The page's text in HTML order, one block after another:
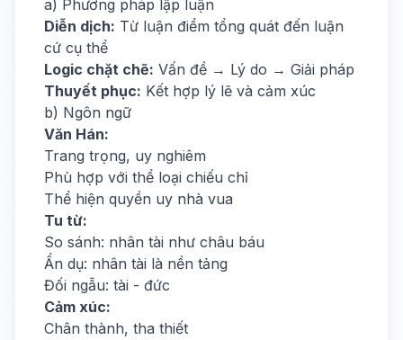
a) Phương pháp lập luận
Diễn dịch: Từ luận điểm tổng quát đến luận
cứ cụ thể
Logic chặt chẽ: Vấn đề → Lý do → Giải pháp
Thuyết phục: Kết hợp lý lẽ và cảm xúc
b) Ngôn ngữ
Văn Hán:
Trang trọng, uy nghiêm
Phù hợp với thể loại chiếu chỉ
Thể hiện quyền uy nhà vua
Tu từ:
So sánh: nhân tài như châu báu
Ẩn dụ: nhân tài là nền tảng
Đối ngẫu: tài - đức
Cảm xúc:
Chân thành, tha thiết